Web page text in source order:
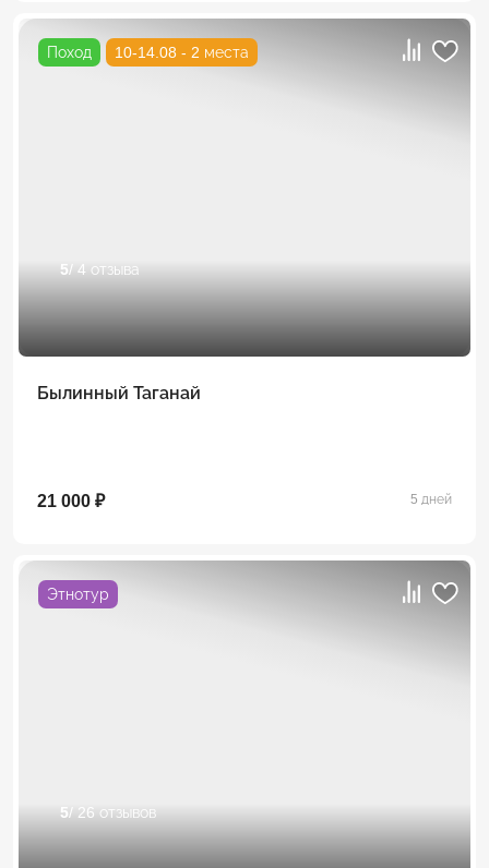
Поход 10-14.08 - 2 места
5/ 4 отзыва
Былинный Таганай
21 000 ₽ 5 дней
Этнотур
5/ 26 отзывов